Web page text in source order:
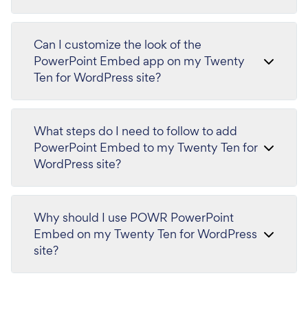
Can I customize the look of the
PowerPoint Embed app on my Twenty
Ten for WordPress site?
What steps do I need to follow to add
PowerPoint Embed to my Twenty Ten for
WordPress site?
Why should I use POWR PowerPoint
Embed on my Twenty Ten for WordPress
site?